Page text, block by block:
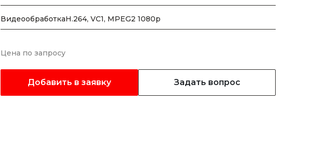
ВидеообработкаH.264, VC1, MPEG2 1080p
Цена по запросу
Добавить в заявку Задать вопрос